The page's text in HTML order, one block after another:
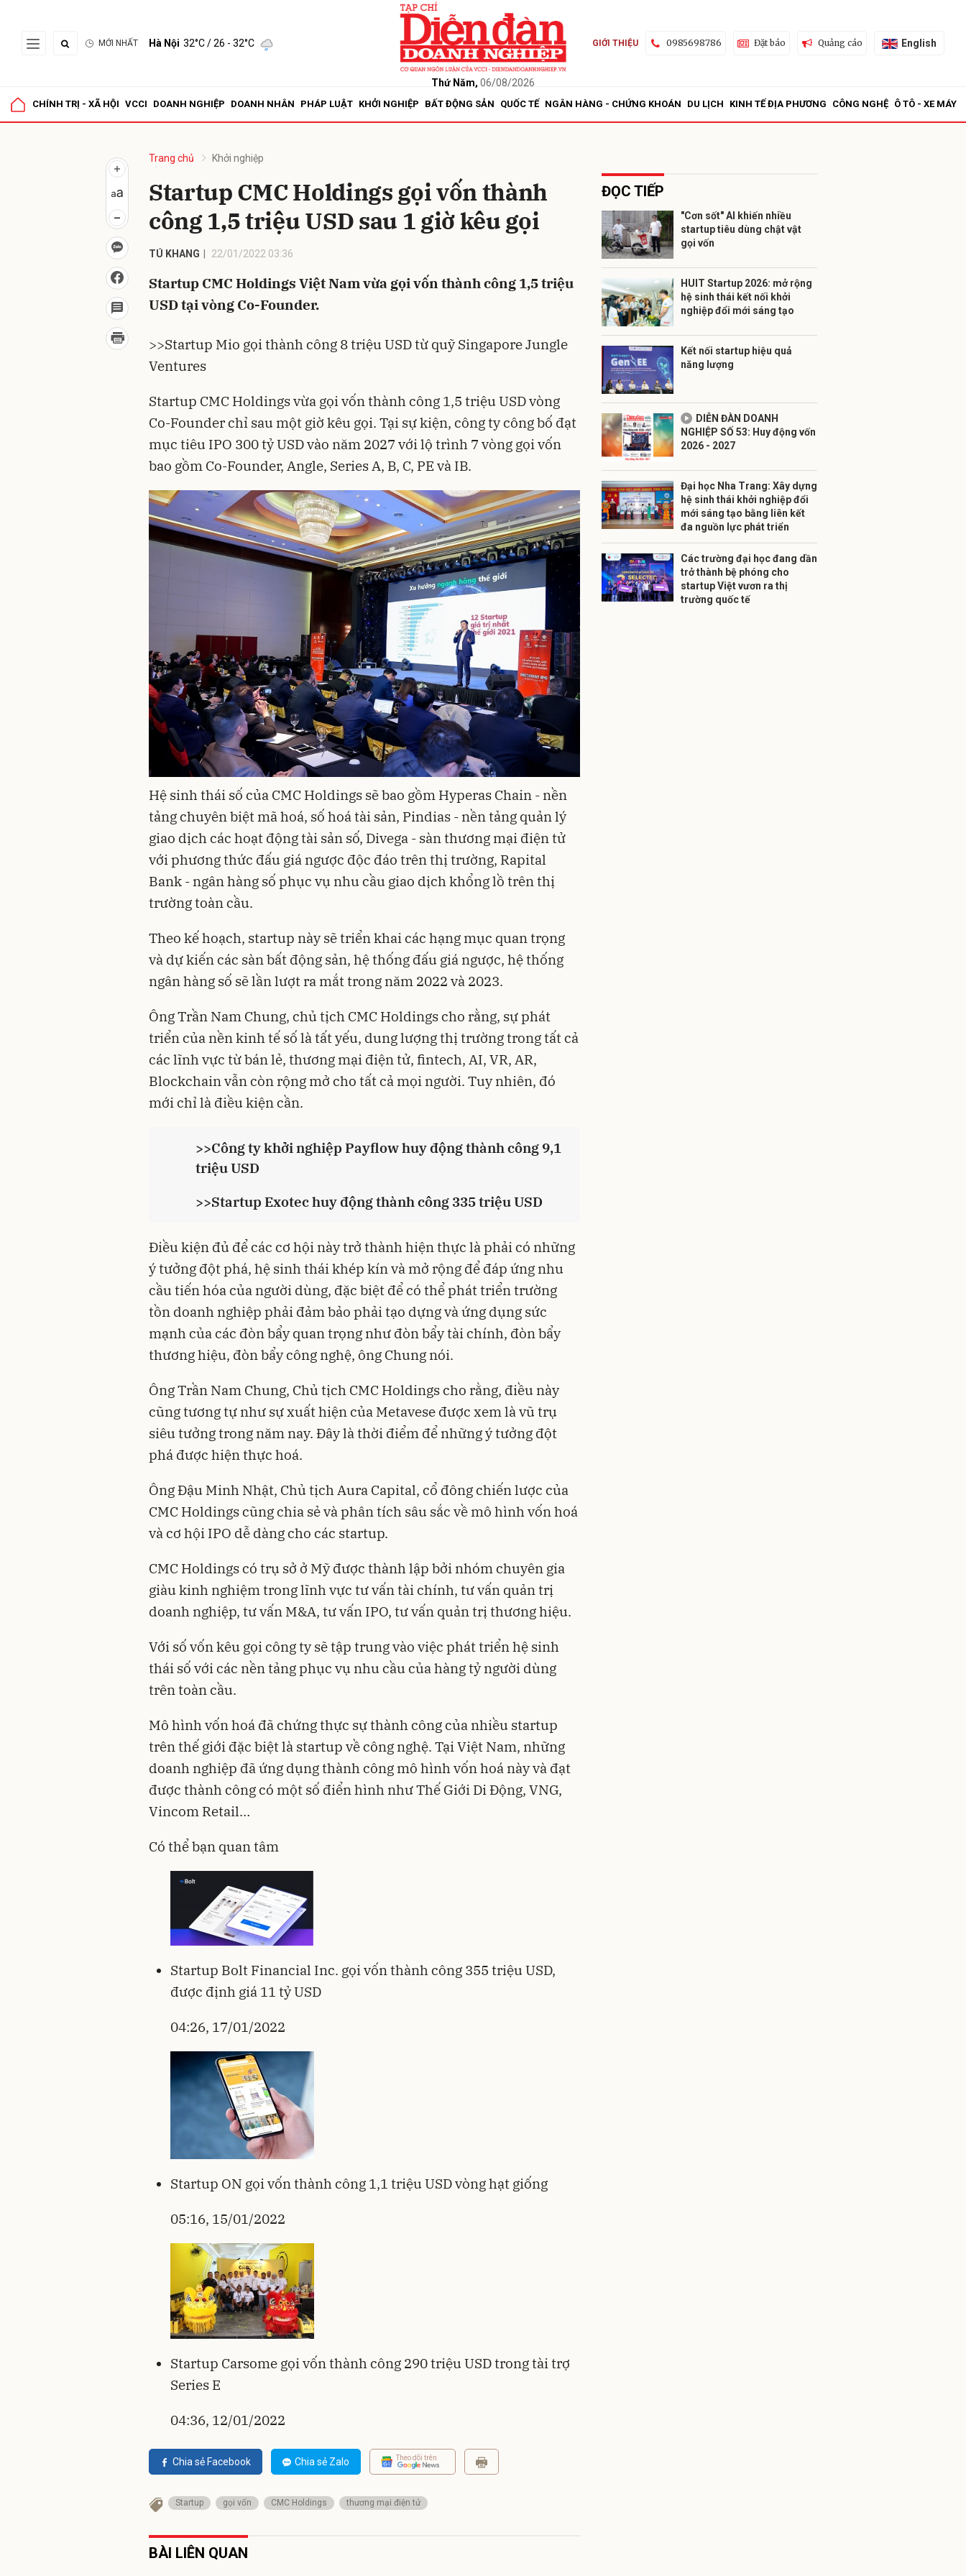
MỚI NHẤT Hà Nội 32°C/ 26 - 32°C
Thứ Năm, 06/08/2026
GIỚI THIỆU 0985698786 Đặt báo Quảng cáo English
CHÍNH TRỊ - XÃ HỘI VCCI DOANH NGHIỆP DOANH NHÂN PHÁP LUẬT KHỞI NGHIỆP BẤT ĐỘNG SẢN QUỐC TẾ NGÂN HÀNG - CHỨNG KHOÁN DU LỊCH KINH TẾ ĐỊA PHƯƠNG CÔNG NGHỆ Ô TÔ - XE MÁY
Trang chủ Khởi nghiệp
Startup CMC Holdings gọi vốn thành
công 1,5 triệu USD sau 1 giờ kêu gọi
TÚ KHANG 22/01/2022 03:36
Startup CMC Holdings Việt Nam vừa gọi vốn thành công 1,5 triệu
USD tại vòng Co-Founder.
>>Startup Mio gọi thành công 8 triệu USD từ quỹ Singapore Jungle
Ventures
Startup CMC Holdings vừa gọi vốn thành công 1,5 triệu USD vòng
Co-Founder chỉ sau một giờ kêu gọi. Tại sự kiện, công ty công bố đạt
mục tiêu IPO 300 tỷ USD vào năm 2027 với lộ trình 7 vòng gọi vốn
bao gồm Co-Founder, Angle, Series A, B, C, PE và IB.
Hệ sinh thái số của CMC Holdings sẽ bao gồm Hyperas Chain - nền
tảng chuyên biệt mã hoá, số hoá tài sản, Pindias - nền tảng quản lý
giao dịch các hoạt động tài sản số, Divega - sàn thương mại điện tử
với phương thức đấu giá ngược độc đáo trên thị trường, Rapital
Bank - ngân hàng số phục vụ nhu cầu giao dịch khổng lồ trên thị
trường toàn cầu.
Theo kế hoạch, startup này sẽ triển khai các hạng mục quan trọng
và dự kiến các sàn bất động sản, hệ thống đấu giá ngược, hệ thống
ngân hàng số sẽ lần lượt ra mắt trong năm 2022 và 2023.
Ông Trần Nam Chung, chủ tịch CMC Holdings cho rằng, sự phát
triển của nền kinh tế số là tất yếu, dung lượng thị trường trong tất cả
các lĩnh vực từ bán lẻ, thương mại điện tử, fintech, AI, VR, AR,
Blockchain vẫn còn rộng mở cho tất cả mọi người. Tuy nhiên, đó
mới chỉ là điều kiện cần.
>>Công ty khởi nghiệp Payflow huy động thành công 9,1
triệu USD
>>Startup Exotec huy động thành công 335 triệu USD
Điều kiện đủ để các cơ hội này trở thành hiện thực là phải có những
ý tưởng đột phá, hệ sinh thái khép kín và mở rộng để đáp ứng nhu
cầu tiến hóa của người dùng, đặc biệt để có thể phát triển trường
tồn doanh nghiệp phải đảm bảo phải tạo dựng và ứng dụng sức
mạnh của các đòn bẩy quan trọng như đòn bẩy tài chính, đòn bẩy
thương hiệu, đòn bẩy công nghệ, ông Chung nói.
Ông Trần Nam Chung, Chủ tịch CMC Holdings cho rằng, điều này
cũng tương tự như sự xuất hiện của Metavese được xem là vũ trụ
siêu tưởng trong năm nay. Đây là thời điểm để những ý tưởng đột
phá được hiện thực hoá.
Ông Đậu Minh Nhật, Chủ tịch Aura Capital, cổ đông chiến lược của
CMC Holdings cũng chia sẻ và phân tích sâu sắc về mô hình vốn hoá
và cơ hội IPO dễ dàng cho các startup.
CMC Holdings có trụ sở ở Mỹ được thành lập bởi nhóm chuyên gia
giàu kinh nghiệm trong lĩnh vực tư vấn tài chính, tư vấn quản trị
doanh nghiệp, tư vấn M&A, tư vấn IPO, tư vấn quản trị thương hiệu.
Với số vốn kêu gọi công ty sẽ tập trung vào việc phát triển hệ sinh
thái số với các nền tảng phục vụ nhu cầu của hàng tỷ người dùng
trên toàn cầu.
Mô hình vốn hoá đã chứng thực sự thành công của nhiều startup
trên thế giới đặc biệt là startup về công nghệ. Tại Việt Nam, những
doanh nghiệp đã ứng dụng thành công mô hình vốn hoá này và đạt
được thành công có một số điển hình như Thế Giới Di Động, VNG,
Vincom Retail…
Có thể bạn quan tâm
Startup Bolt Financial Inc. gọi vốn thành công 355 triệu USD,
được định giá 11 tỷ USD
04:26, 17/01/2022
Startup ON gọi vốn thành công 1,1 triệu USD vòng hạt giống
05:16, 15/01/2022
Startup Carsome gọi vốn thành công 290 triệu USD trong tài trợ
Series E
04:36, 12/01/2022
Chia sẻ Facebook Chia sẻ Zalo Theo dõi trên
Startup gọi vốn CMC Holdings thương mại điện tử
BÀI LIÊN QUAN
ĐỌC TIẾP
"Cơn sốt" AI khiến nhiều
startup tiêu dùng chật vật
gọi vốn
HUIT Startup 2026: mở rộng
hệ sinh thái kết nối khởi
nghiệp đổi mới sáng tạo
Kết nối startup hiệu quả
năng lượng
DIỄN ĐÀN DOANH
NGHIỆP SỐ 53: Huy động vốn
2026 - 2027
Đại học Nha Trang: Xây dựng
hệ sinh thái khởi nghiệp đổi
mới sáng tạo bằng liên kết
đa nguồn lực phát triển
Các trường đại học đang dần
trở thành bệ phóng cho
startup Việt vươn ra thị
trường quốc tế
Gửi